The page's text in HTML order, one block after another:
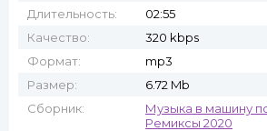
Длительность:
02:55
Качество:
320 kbps
Формат:
mp3
Размер:
6.72 Mb
Сборник:
Музыка в машину
Ремиксы 2020